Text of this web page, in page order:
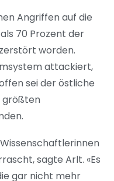
Angriffen auf die
70 Prozent der
worden.
attackiert,
sei der östliche
größten
sagte Arlt. «Es
gar nicht mehr